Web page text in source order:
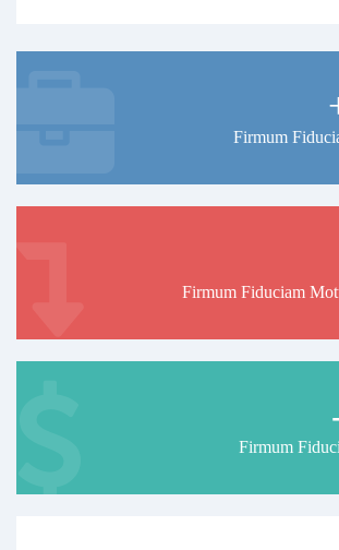
Firmum
Firmum Fiduciam
Firmum